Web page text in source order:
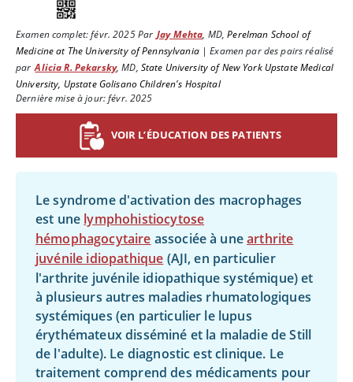
Examen complet:févr. 2025Par Jay Mehta, MD,Perelman School of
Medicine at The University of Pennsylvania|Examen par des pairs réalisé
par Alicia R. Pekarsky,MD, State University of New York Upstate Medical
University, Upstate Golisano Children's Hospital
Dernière mise à jour: févr. 2025
VOIR L’ÉDUCATION DES PATIENTS
Le syndrome d'activation des macrophages
est une lymphohistiocytose
hémophagocytaire associée à unearthrite
juvénile idiopathique (AJI, en particulier
l'arthrite juvénile idiopathique systémique) et
à plusieurs autres maladies rhumatologiques
systémiques (en particulier le lupus
érythémateux disséminé et la maladie de Still
de l'adulte). Le diagnostic est clinique. Le
traitement comprend des médicaments pour